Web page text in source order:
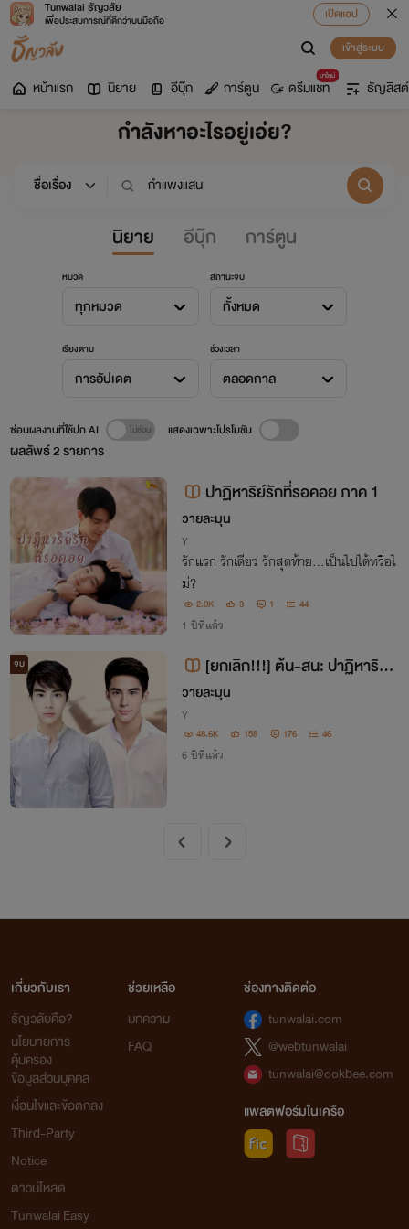
Tunwalai ธัญวลัย
เพื่อประสบการณ์ที่ดีกว่าบนมือถือ
เปิดแอป
เข้าสู่ระบบ
หน้าแรก นิยาย อีบุ๊ก การ์ตูน
มาใหม่
ดรีมแชท ธัญลิสต์
กำลังหาอะไรอยู่เอ่ย?
นิยาย อีบุ๊ก การ์ตูน
หมวด
ทุกหมวด
สถานะจบ
ทั้งหมด
เรียงตาม
การอัปเดต
ช่วงเวลา
ตลอดกาล
ผลลัพธ์2รายการ
ซ่อนผลงานที่ใช้ปก AI แสดงเฉพาะโปรโมชัน
ปาฏิหาริย์รักที่รอคอย ภาค 1
วายละมุน
Y
รักแรก รักเดียว รักสุดท้าย...เป็นไปได้หรือไ
ม่?
2.0K 3 1 44
1 ปีที่แล้ว
จบ
[ยกเลิก!!!] ต้น-สน: ปาฏิหาริย์รั
กที่รอคอย
วายละมุน
Y
48.6K 158 176 46
6 ปีที่แล้ว
เกี่ยวกับเรา
ธัญวลัยคือ?
นโยบายการ
คุ้มครอง
ข้อมูลส่วนบุคคล
เงื่อนไขและข้อตกลง
Third-Party
Notice
ดาวน์โหลด
Tunwalai Easy
ช่วยเหลือ
บทความ
FAQ
ช่องทางติดต่อ
tunwalai.com
@webtunwalai
tunwalai@ookbee.com
แพลตฟอร์มในเครือ